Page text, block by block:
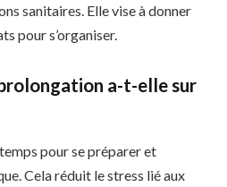
sanitaires. Elle vise à donner
pour s’organiser.
a-t-elle sur
pour se préparer et
Cela réduit le stress lié aux